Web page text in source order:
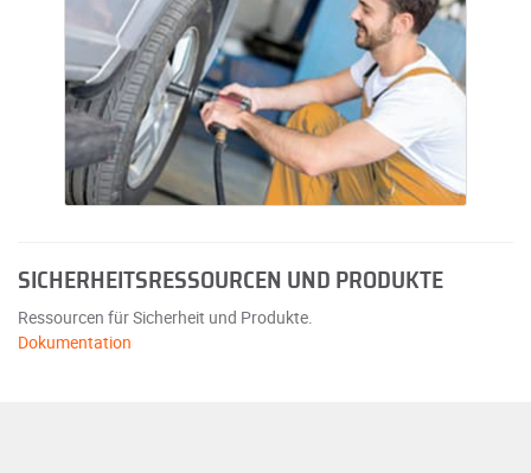
SICHERHEITSRESSOURCEN UND PRODUKTE
Ressourcen für Sicherheit und Produkte.
Dokumentation